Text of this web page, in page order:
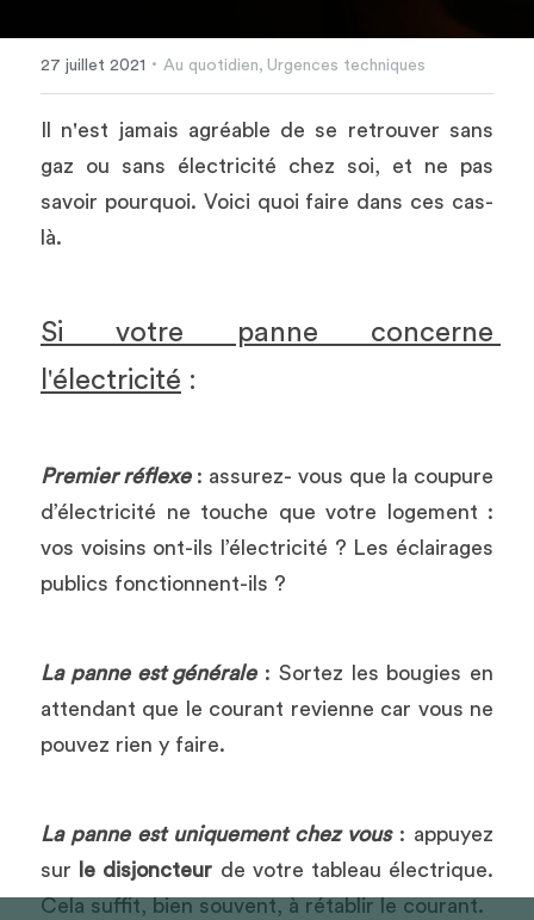
27 juillet 2021 · Au quotidien, Urgences techniques
Il n'est jamais agréable de se retrouver sans
gaz ou sans électricité chez soi, et ne pas
savoir pourquoi. Voici quoi faire dans ces cas-
là.
Si votre panne concerne
l'électricité :
Premier réflexe : assurez- vous que la coupure
d’électricité ne touche que votre logement :
vos voisins ont-ils l’électricité ? Les éclairages
publics fonctionnent-ils ?
La panne est générale : Sortez les bougies en
attendant que le courant revienne car vous ne
pouvez rien y faire.
La panne est uniquement chez vous : appuyez
sur
le disjoncteur de votre tableau électrique.
Cela suffit, bien souvent, à rétablir le courant.